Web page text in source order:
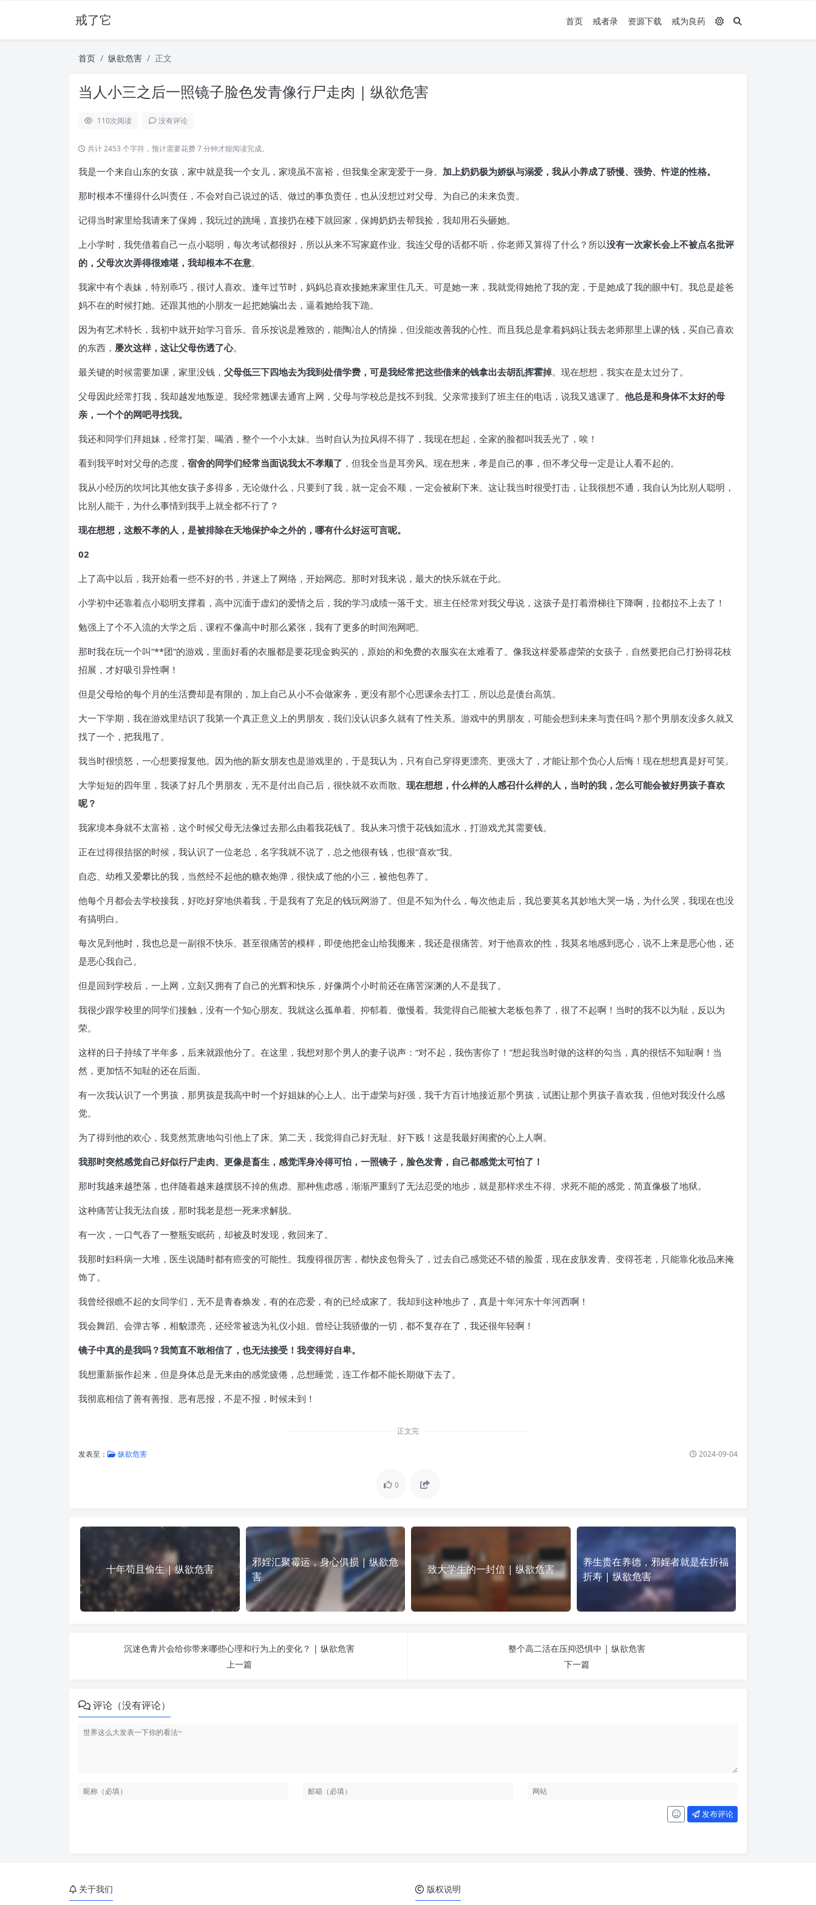
戒了它 首页 戒者录 资源下载 戒为良药
首页 纵欲危害 正文
当人小三之后一照镜子脸色发青像行尸走肉 | 纵欲危害
110次阅读 没有评论
共计 2453 个字符，预计需要花费 7 分钟才能阅读完成。
我是一个来自山东的女孩，家中就是我一个女儿，家境虽不富裕，但我集全家宠爱于一身。 加上奶奶极为娇纵与溺爱，我从小养成了骄慢、强势、忤逆的性格。
那时根本不懂得什么叫责任，不会对自己说过的话、做过的事负责任，也从没想过对父母、为自己的未来负责。
记得当时家里给我请来了保姆，我玩过的跳绳，直接扔在楼下就回家，保姆奶奶去帮我捡，我却用石头砸她。
上小学时，我凭借着自己一点小聪明，每次考试都很好，所以从来不写家庭作业。我连父母的话都不听，你老师又算得了什么？所以没有一次家长会上不被点名批评
的，父母次次弄得很难堪，我却根本不在意。
我家中有个表妹，特别乖巧，很讨人喜欢。逢年过节时，妈妈总喜欢接她来家里住几天。可是她一来，我就觉得她抢了我的宠，于是她成了我的眼中钉。我总是趁爸
妈不在的时候打她。还跟其他的小朋友一起把她骗出去，逼着她给我下跪。
因为有艺术特长，我初中就开始学习音乐。音乐按说是雅致的，能陶冶人的情操，但没能改善我的心性。而且我总是拿着妈妈让我去老师那里上课的钱，买自己喜欢
的东西， 屡次这样，这让父母伤透了心。
最关键的时候需要加课，家里没钱， 父母低三下四地去为我到处借学费，可是我经常把这些借来的钱拿出去胡乱挥霍掉。现在想想，我实在是太过分了。
父母因此经常打我，我却越发地叛逆。我经常翘课去通宵上网，父母与学校总是找不到我。父亲常接到了班主任的电话，说我又逃课了。 他总是和身体不太好的母
亲，一个个的网吧寻找我。
我还和同学们拜姐妹，经常打架、喝酒，整个一个小太妹。当时自认为拉风得不得了，我现在想起，全家的脸都叫我丢光了，唉！
看到我平时对父母的态度， 宿舍的同学们经常当面说我太不孝顺了 ，但我全当是耳旁风。现在想来，孝是自己的事，但不孝父母一定是让人看不起的。
我从小经历的坎坷比其他女孩子多得多，无论做什么，只要到了我，就一定会不顺，一定会被刷下来。这让我当时很受打击，让我很想不通，我自认为比别人聪明，
比别人能干，为什么事情到我手上就全都不行了？
现在想想，这般不孝的人，是被排除在天地保护伞之外的，哪有什么好运可言呢。
02
上了高中以后，我开始看一些不好的书，并迷上了网络，开始网恋。那时对我来说，最大的快乐就在于此。
小学初中还靠着点小聪明支撑着，高中沉湎于虚幻的爱情之后，我的学习成绩一落千丈。班主任经常对我父母说，这孩子是打着滑梯往下降啊，拉都拉不上去了！
勉强上了个不入流的大学之后，课程不像高中时那么紧张，我有了更多的时间泡网吧。
那时我在玩一个叫“**团”的游戏，里面好看的衣服都是要花现金购买的，原始的和免费的衣服实在太难看了。像我这样爱慕虚荣的女孩子，自然要把自己打扮得花枝
招展，才好吸引异性啊！
但是父母给的每个月的生活费却是有限的，加上自己从小不会做家务，更没有那个心思课余去打工，所以总是债台高筑。
大一下学期，我在游戏里结识了我第一个真正意义上的男朋友，我们没认识多久就有了性关系。游戏中的男朋友，可能会想到未来与责任吗？那个男朋友没多久就又
找了一个，把我甩了。
我当时很愤怒，一心想要报复他。因为他的新女朋友也是游戏里的，于是我认为，只有自己穿得更漂亮、更强大了，才能让那个负心人后悔！现在想想真是好可笑。
大学短短的四年里，我谈了好几个男朋友，无不是付出自己后，很快就不欢而散。 现在想想，什么样的人感召什么样的人，当时的我，怎么可能会被好男孩子喜欢
呢？
我家境本身就不太富裕，这个时候父母无法像过去那么由着我花钱了。我从来习惯于花钱如流水，打游戏尤其需要钱。
正在过得很拮据的时候，我认识了一位老总，名字我就不说了，总之他很有钱，也很“喜欢”我。
自恋、幼稚又爱攀比的我，当然经不起他的糖衣炮弹，很快成了他的小三，被他包养了。
他每个月都会去学校接我，好吃好穿地供着我，于是我有了充足的钱玩网游了。但是不知为什么，每次他走后，我总要莫名其妙地大哭一场，为什么哭，我现在也没
有搞明白。
每次见到他时，我也总是一副很不快乐、甚至很痛苦的模样，即使他把金山给我搬来，我还是很痛苦。对于他喜欢的性，我莫名地感到恶心，说不上来是恶心他，还
是恶心我自己。
但是回到学校后，一上网，立刻又拥有了自己的光辉和快乐，好像两个小时前还在痛苦深渊的人不是我了。
我很少跟学校里的同学们接触，没有一个知心朋友。我就这么孤单着、抑郁着、傲慢着。我觉得自己能被大老板包养了，很了不起啊！当时的我不以为耻，反以为
荣。
这样的日子持续了半年多，后来就跟他分了。在这里，我想对那个男人的妻子说声：“对不起，我伤害你了！”想起我当时做的这样的勾当，真的很恬不知耻啊！当
然，更加恬不知耻的还在后面。
有一次我认识了一个男孩，那男孩是我高中时一个好姐妹的心上人。出于虚荣与好强，我千方百计地接近那个男孩，试图让那个男孩子喜欢我，但他对我没什么感
觉。
为了得到他的欢心，我竟然荒唐地勾引他上了床。第二天，我觉得自己好无耻、好下贱！这是我最好闺蜜的心上人啊。
我那时突然感觉自己好似行尸走肉、更像是畜生，感觉浑身冷得可怕，一照镜子，脸色发青，自己都感觉太可怕了！
那时我越来越堕落，也伴随着越来越摆脱不掉的焦虑。那种焦虑感，渐渐严重到了无法忍受的地步，就是那样求生不得、求死不能的感觉，简直像极了地狱。
这种痛苦让我无法自拔，那时我老是想一死来求解脱。
有一次，一口气吞了一整瓶安眠药，却被及时发现，救回来了。
我那时妇科病一大堆，医生说随时都有癌变的可能性。我瘦得很厉害，都快皮包骨头了，过去自己感觉还不错的脸蛋，现在皮肤发青、变得苍老，只能靠化妆品来掩
饰了。
我曾经很瞧不起的女同学们，无不是青春焕发，有的在恋爱，有的已经成家了。我却到这种地步了，真是十年河东十年河西啊！
我会舞蹈、会弹古筝，相貌漂亮，还经常被选为礼仪小姐。曾经让我骄傲的一切，都不复存在了，我还很年轻啊！
镜子中真的是我吗？我简直不敢相信了，也无法接受！我变得好自卑。
我想重新振作起来，但是身体总是无来由的感觉疲倦，总想睡觉，连工作都不能长期做下去了。
我彻底相信了善有善报、恶有恶报，不是不报，时候未到！
正文完
发表至： 纵欲危害 2024-09-04
0
十年苟且偷生 | 纵欲危害
邪婬汇聚霉运，身心俱损 | 纵欲危
害
致大学生的一封信 | 纵欲危害
养生贵在养德，邪婬者就是在折福
折寿 | 纵欲危害
沉迷色青片会给你带来哪些心理和行为上的变化？ | 纵欲危害
上一篇
整个高二活在压抑恐惧中 | 纵欲危害
下一篇
评论（没有评论）
发布评论
关于我们 版权说明